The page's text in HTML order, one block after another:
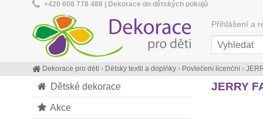
JERRY
Dětské dekorace
Akce
Dekorace pro děti › Dětský textil a doplňky› Povlečení licenční›
+420 608 778 488 | Dekorace do dětských pokojů
Přihlášení a